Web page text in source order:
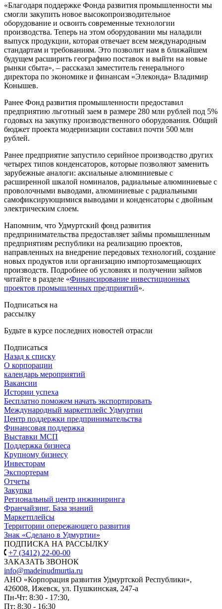
«Благодаря поддержке Фонда развития промышленности мы
смогли закупить новое высокопроизводительное
оборудование и освоить современные технологии
производства. Теперь на этом оборудовании мы наладили
выпуск продукции, которая отвечает всем международным
стандартам и требованиям. Это позволит нам в ближайшем
будущем расширить географию поставок и выйти на новые
рынки сбыта», – рассказал заместитель генерального
директора по экономике и финансам «Элеконда» Владимир
Конышев.
Ранее Фонд развития промышленности предоставил
предприятию льготный заем в размере 280 млн рублей под 5%
годовых на закупку производственного оборудования. Общий
бюджет проекта модернизации составил почти 500 млн
рублей.
Ранее предприятие запустило серийное производство других
четырех типов конденсаторов, которые позволяют заменить
зарубежные аналоги: аксиальные алюминиевые с
расширенной шкалой номиналов, радиальные алюминиевые с
проволочными выводами, алюминиевые с радиальными
самофиксирующимися выводами и конденсаторы с двойным
электрическим слоем.
Напомним, что Удмуртский фонд развития
предпринимательства предоставляет займы промышленным
предприятиям республики на реализацию проектов,
направленных на внедрение передовых технологий, создание
новых продуктов или организацию импортозамещающих
производств. Подробнее об условиях и получении займов
читайте в разделе «Финансирование инвестиционных
проектов промышленных предприятий».
Подписаться на
рассылку
Будьте в курсе последних новостей отрасли
Подписаться
Назад к списку
О корпорации
календарь мероприятий
Вакансии
Истории успеха
Бесплатно поможем начать экспортировать
Международный маркетплейс Удмуртии
Центр поддержки предпринимательства
Финансовая поддержка
Выставки МСП
Поддержка бизнеса
Крупному бизнесу
Инвесторам
Экспортерам
Отчеты
Закупки
Региональный центр инжиниринга
Франчайзинг. База знаний
Маркетплейсы
Территории опережающего развития
Знак «Сделано в Удмуртии»
ПОДПИСКА НА РАССЫЛКУ
+7 (3412) 22-00-00
ЗАКАЗАТЬ ЗВОНОК
info@madeinudmurtia.ru
АНО «Корпорация развития Удмуртской Республики»,
426008, Ижевск, ул. Пушкинская, 247-а
Пн-Чт: 8:30 - 17:30,
Пт: 8:30 - 16:30